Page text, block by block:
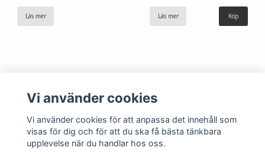
Läs mer Läs mer
Vi använder cookies
Vi använder cookies för att anpassa det innehåll som
visas för dig och för att du ska få bästa tänkbara
upplevelse när du handlar hos oss.